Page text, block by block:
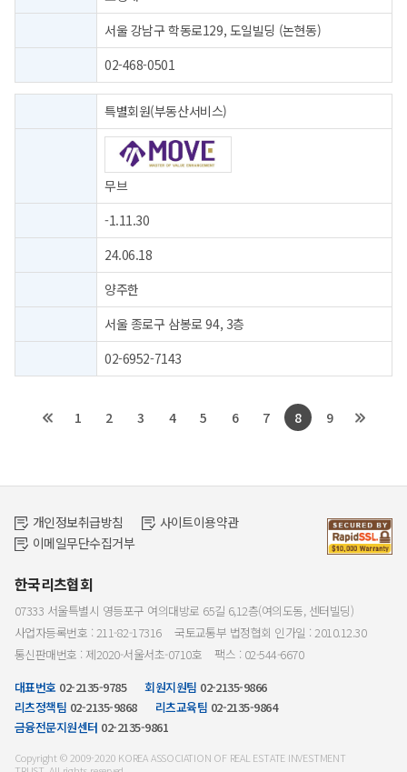
서울 강남구 학동로129, 도일빌딩 (논현동)
02-468-0501
특별회원(부동산서비스)
무브
-1.11.30
24.06.18
양주한
서울 종로구 삼봉로 94, 3층
02-6952-7143
1 2 3 4 5 6 7 8 9
개인정보취급방침
사이트이용약관
이메일무단수집거부
한국리츠협회
07333 서울특별시 영등포구 여의대방로 65길 6,12층(여의도동, 센터빌딩)
사업자등록번호 : 211-82-17316
국토교통부 법정협회 인가일 : 2010.12.30
통신판매번호 : 제2020-서울서초-0710호
팩스 : 02-544-6670
대표번호 02-2135-9785 회원지원팀 02-2135-9866
리츠정책팀 02-2135-9868 리츠교육팀 02-2135-9864
금융전문지원센터 02-2135-9861
Copyright © 2009-2020 KOREA ASSOCIATION OF REAL ESTATE INVESTMENT